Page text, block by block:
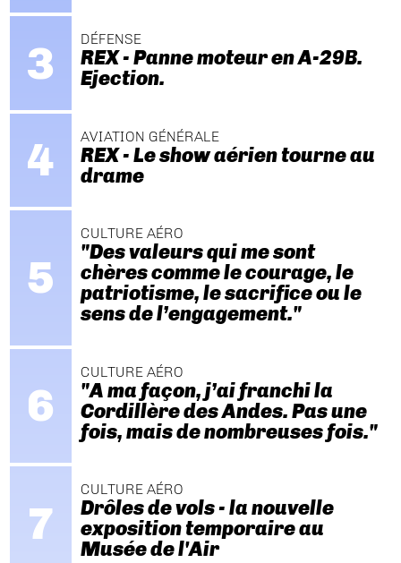
DÉFENSE
REX - Panne moteur en A-29B.
Ejection.
AVIATION GÉNÉRALE
REX - Le show aérien tourne au
drame
CULTURE AÉRO
"Des valeurs qui me sont
chères comme le courage, le
patriotisme, le sacrifice ou le
sens de l’engagement."
CULTURE AÉRO
"A ma façon, j’ai franchi la
Cordillère des Andes. Pas une
fois, mais de nombreuses fois."
CULTURE AÉRO
Drôles de vols - la nouvelle
exposition temporaire au
Musée de l'Air